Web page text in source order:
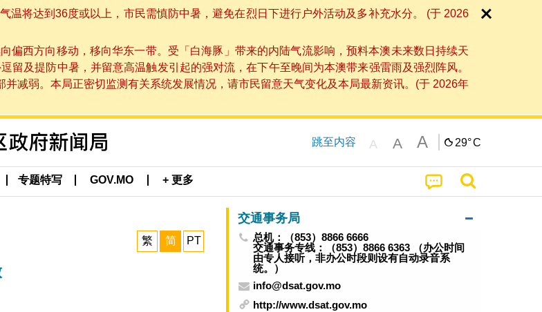
温将达到36度或以上，市民需慎防中暑，避免在烈日下进行户外活动及多补充水分。 (于 2026
偏西方向移动，移向华东一带。受「白海豚」带来的内陆气流影响，预料本澳未来数日持续天
留及提防中暑，并留意高温触发引起的强对流，在下午至晚间为本澳带来强雷雨及强烈阵风。
减弱。本局正密切监测有关系统发展情况，请市民留意天气变化及本局最新资讯。(于 2026年
跳至内容 A A A 29°C
专题特写 GOV.MO + 更多
繁 简 PT
交通事务局
总机：（853）8866 6666
交通事务专线：（853）8866 6363 （办公时间
由专人接听，非办公时段则设有自动录音系
统。）
info@dsat.gov.mo
http://www.dsat.gov.mo